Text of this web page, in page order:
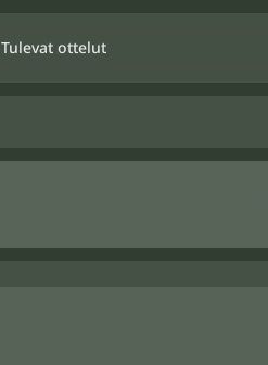
Tulevat ottelut